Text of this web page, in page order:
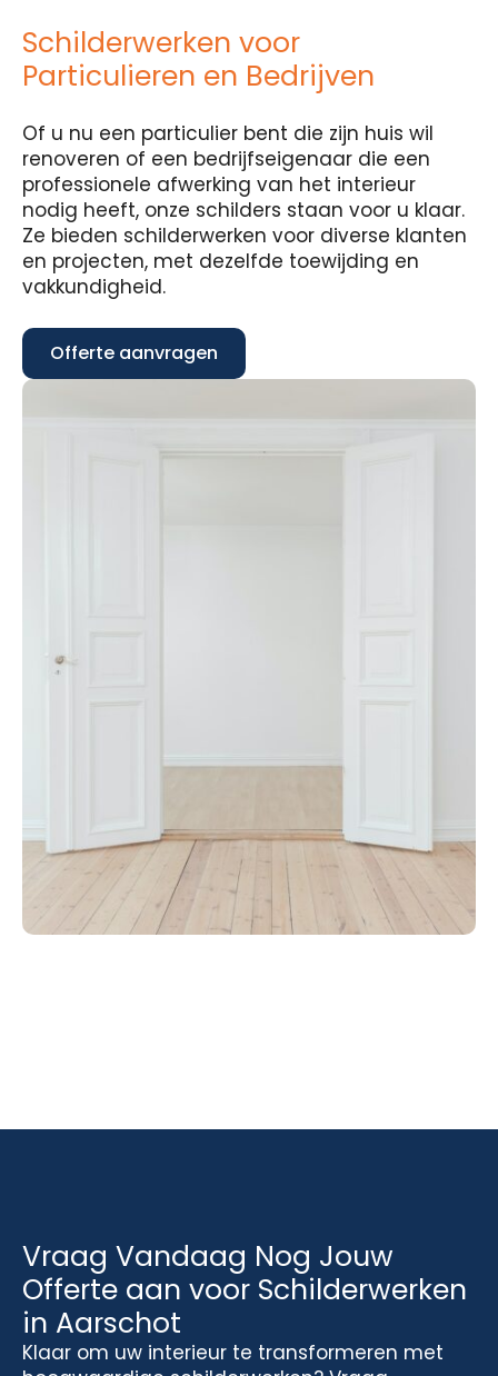
Schilderwerken voor
Particulieren en Bedrijven
Of u nu een particulier bent die zijn huis wil
renoveren of een bedrijfseigenaar die een
professionele afwerking van het interieur
nodig heeft, onze schilders staan voor u klaar.
Ze bieden schilderwerken voor diverse klanten
en projecten, met dezelfde toewijding en
vakkundigheid.
Offerte aanvragen
Vraag Vandaag Nog Jouw
Offerte aan voor Schilderwerken
in Aarschot
Klaar om uw interieur te transformeren met